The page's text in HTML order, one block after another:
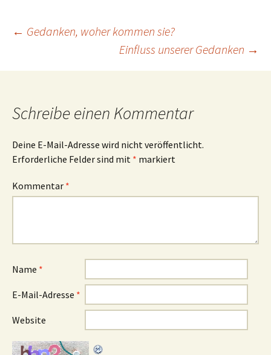
Beitragsnavigation
← Gedanken, woher kommen sie?
Einfluss unserer Gedanken →
Schreibe einen Kommentar
Deine E-Mail-Adresse wird nicht veröffentlicht.
Erforderliche Felder sind mit * markiert
Kommentar *
Name *
E-Mail-Adresse *
Website